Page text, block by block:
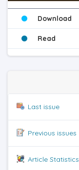
Download
Read
Last issue
Previous issues
Article Statistics